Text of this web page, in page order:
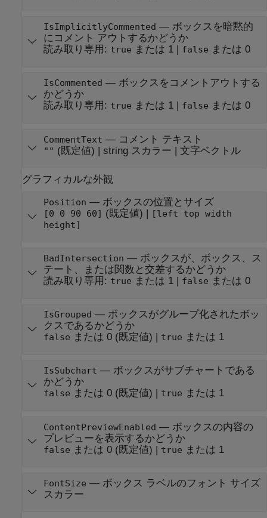
IsImplicitlyCommented — ボックスを暗黙的
にコメント アウトするかどうか
読み取り専用: true または 1| false または 0
IsCommented — ボックスをコメントアウトする
かどうか
読み取り専用: true または 1| false または 0
CommentText — コメント テキスト
"" (既定値) | string スカラー | 文字ベクトル
グラフィカルな外観
Position — ボックスの位置とサイズ
[0 0 90 60] (既定値) |
[left top width
height]
BadIntersection — ボックスが、ボックス、ス
テート、または関数と交差するかどうか
読み取り専用: true または 1| false または 0
IsGrouped — ボックスがグループ化されたボッ
クスであるかどうか
false または 0(既定値) | true または 1
IsSubchart — ボックスがサブチャートである
かどうか
false または 0(既定値) | true または 1
ContentPreviewEnabled — ボックスの内容の
プレビューを表示するかどうか
false または 0(既定値) | true または 1
FontSize — ボックス ラベルのフォント サイズ
スカラー